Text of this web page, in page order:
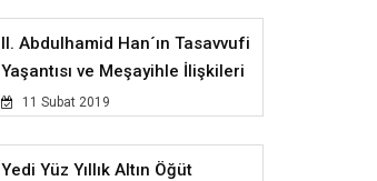
II. Abdulhamid Han´ın Tasavvufi
Yaşantısı ve Meşayihle İlişkileri
11 Subat 2019
Yedi Yüz Yıllık Altın Öğüt